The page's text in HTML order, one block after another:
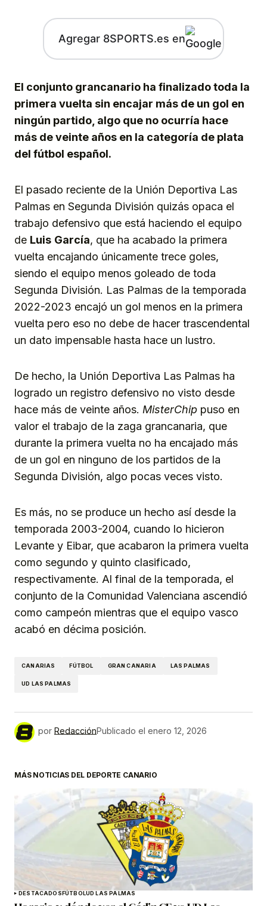
Agregar 8SPORTS.es en
El conjunto grancanario ha finalizado toda la
primera vuelta sin encajar más de un gol en
ningún partido, algo que no ocurría hace
más de veinte años en la categoría de plata
del fútbol español.
El pasado reciente de la Unión Deportiva Las
Palmas en Segunda División quizás opaca el
trabajo defensivo que está haciendo el equipo
de Luis García, que ha acabado la primera
vuelta encajando únicamente trece goles,
siendo el equipo menos goleado de toda
Segunda División. Las Palmas de la temporada
2022-2023 encajó un gol menos en la primera
vuelta pero eso no debe de hacer trascendental
un dato impensable hasta hace un lustro.
De hecho, la Unión Deportiva Las Palmas ha
logrado un registro defensivo no visto desde
hace más de veinte años. MisterChip puso en
valor el trabajo de la zaga grancanaria, que
durante la primera vuelta no ha encajado más
de un gol en ninguno de los partidos de la
Segunda División, algo pocas veces visto.
Es más, no se produce un hecho así desde la
temporada 2003-2004, cuando lo hicieron
Levante y Eibar, que acabaron la primera vuelta
como segundo y quinto clasificado,
respectivamente. Al final de la temporada, el
conjunto de la Comunidad Valenciana ascendió
como campeón mientras que el equipo vasco
acabó en décima posición.
CANARIAS FÚTBOL GRAN CANARIA LAS PALMAS
UD LAS PALMAS
por RedacciónPublicado el enero 12, 2026
MÁS NOTICIAS DEL DEPORTE CANARIO
DESTACADOSFÚTBOLUD LAS PALMAS